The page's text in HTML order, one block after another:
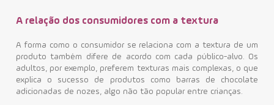
A relação dos consumidores com a textura
A forma como o consumidor se relaciona com a textura de um
produto também difere de acordo com cada público-alvo. Os
adultos, por exemplo, preferem texturas mais complexas, o que
explica o sucesso de produtos como barras de chocolate
adicionadas de nozes, algo não tão popular entre crianças.